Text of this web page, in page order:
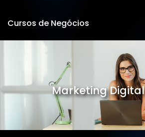
Cursos de Negócios
Marketing Digital